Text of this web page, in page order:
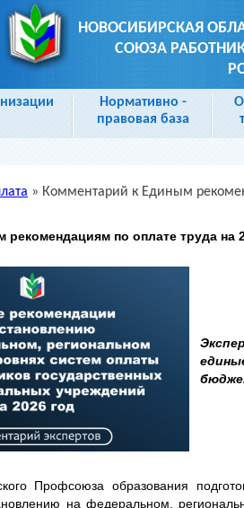
НОВОСИБИРСКАЯ
СОЮЗА
Нормативно -
правовая база
» Комментарий к Единым
по оплате труда на
Профсоюза образования
на федеральном,